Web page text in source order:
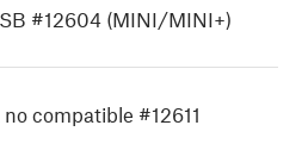
#12604 (MINI/MINI+)
compatible #12611